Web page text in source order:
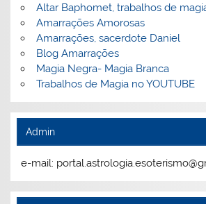
Altar Baphomet, trabalhos de
Amarrações Amorosas
Amarrações, sacerdote Daniel
Blog Amarrações
Magia Negra- Magia Branca
Trabalhos de Magia no YOUTUBE
Admin
e-mail: